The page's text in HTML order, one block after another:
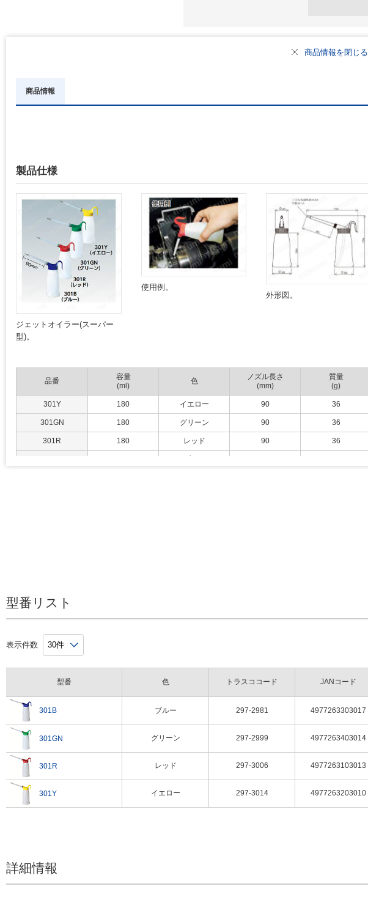
商品情報を閉じる
商品情報
製品仕様
ジェットオイラー(スーパー
型)。
使用例。
外形図。
品番
容量
(ml)
色
ノズル長さ
(mm)
質量
(g)
301Y 180 イエロー 90 36
301GN 180 グリーン 90 36
301R 180 レッド 90 36
型番リスト
表示件数
型番
301B
301GN
301R
301Y
色 トラスココード JANコード
ブルー 297-2981 4977263303017
グリーン 297-2999 4977263403014
レッド 297-3006 4977263103013
イエロー 297-3014 4977263203010
詳細情報